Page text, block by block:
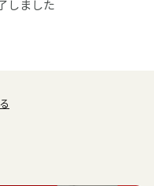
しました